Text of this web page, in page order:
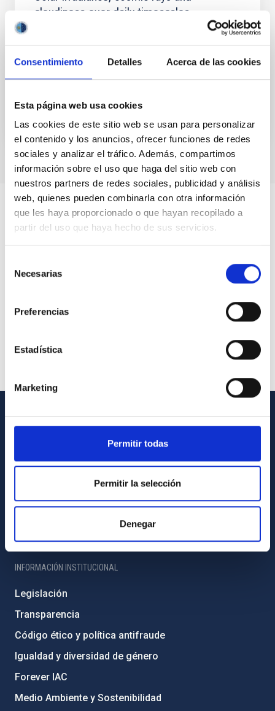
Consentimiento Detalles Acerca de las cookies
Esta página web usa cookies
Las cookies de este sitio web se usan para personalizar
el contenido y los anuncios, ofrecer funciones de redes
sociales y analizar el tráfico. Además, compartimos
información sobre el uso que haga del sitio web con
nuestros partners de redes sociales, publicidad y análisis
web, quienes pueden combinarla con otra información
que les haya proporcionado o que hayan recopilado a
partir del uso que haya hecho de sus servicios.
Necesarias
Preferencias
Estadística
Marketing
Permitir todas
Permitir la selección
Denegar
cloudiness over daily timescales
Although over centennial and greater timescales
solar variability may be one of the most influential
climate forcing agents, the extent to which solar
INFORMACIÓN GENERAL
INFORMACIÓN INSTITUCIONAL
Legislación
Transparencia
Código ético y política antifraude
Igualdad y diversidad de género
Forever IAC
Medio Ambiente y Sostenibilidad